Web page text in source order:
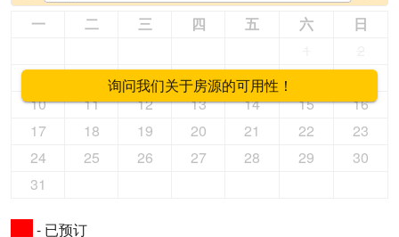
询问我们关于房源的可用性！
一 二 三 四 五 六
日
5 6 7
10
11 12 13 14 15
16
17
18 19 20 21 22
23
24
25 26 27 28 29
30
31
- 已预订